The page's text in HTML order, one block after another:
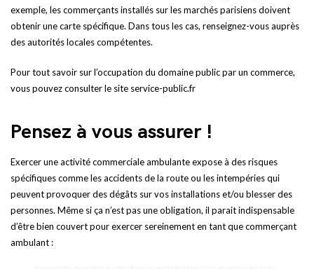
exemple, les commerçants installés sur les marchés parisiens doivent
obtenir une carte spécifique. Dans tous les cas, renseignez-vous auprès
des autorités locales compétentes.
Pour tout savoir sur l’occupation du domaine public par un commerce,
vous pouvez consulter le site service-public.fr
Pensez à vous assurer !
Exercer une activité commerciale ambulante expose à des risques
spécifiques comme les accidents de la route ou les intempéries qui
peuvent provoquer des dégâts sur vos installations et/ou blesser des
personnes. Même si ça n’est pas une obligation, il parait indispensable
d’être bien couvert pour exercer sereinement en tant que commerçant
ambulant :